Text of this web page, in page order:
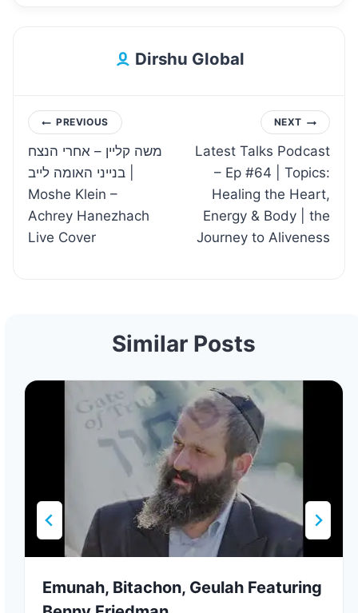
Dirshu Global
Post
navigation
PREVIOUS
משה קליין – אחרי הנצח
בנייני האומה לייב |
Moshe Klein –
Achrey Hanezhach
Live Cover
NEXT
Latest Talks Podcast
– Ep #64 | Topics:
Healing the Heart,
Energy & Body | the
Journey to Aliveness
Similar Posts
Emunah, Bitachon, Geulah Featuring